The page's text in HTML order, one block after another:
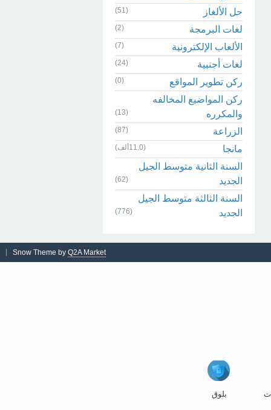
حل الألغاز (51)
لغات البرمجة (2)
الألعاب الإلكترونية (7)
لغات أجنبية (24)
ركن تطوير المواقع (0)
ركن المواضيع المخالفه
والمكرره
(13)
الزراعة (87)
مانجا (11.0ألف)
السنة الثانية متوسط الجيل
الجديد
(62)
السنة الثالثة متوسط الجيل
الجديد
(776)
Snow Theme by Q2A Market